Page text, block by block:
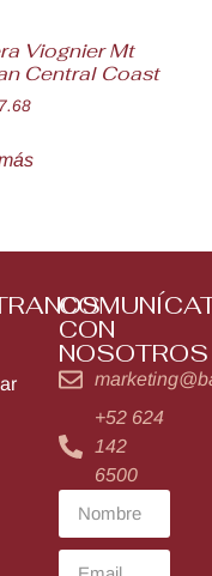
Viognier Mt
Central Coast
CON
NOSOTROS
+52 624
142
6500